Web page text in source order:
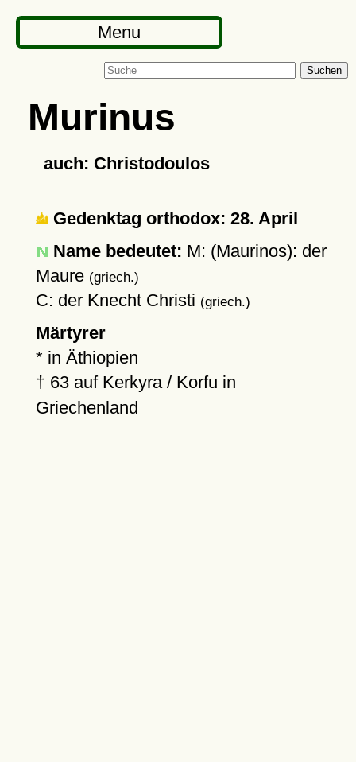
Menu
Suchen
Murinus
auch: Christodoulos
Gedenktag orthodox: 28. April
Name bedeutet: M: (Maurinos): der
Maure (griech.)
C: der Knecht Christi (griech.)
Märtyrer
* in Äthiopien
† 63auf Kerkyra / Korfu in
Griechenland